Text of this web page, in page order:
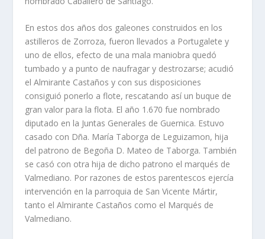
En estos dos años dos galeones construidos en los
astilleros de Zorroza, fueron llevados a Portugalete y
uno de ellos, efecto de una mala maniobra quedó
tumbado y a punto de naufragar y destrozarse; acudió
el Almirante Castaños y con sus disposiciones
consiguió ponerlo a flote, rescatando así un buque de
gran valor para la flota. El año 1.670 fue nombrado
diputado en la Juntas Generales de Guernica. Estuvo
casado con Dña. María Taborga de Leguizamon, hija
del patrono de Begoña D. Mateo de Taborga. También
se casó con otra hija de dicho patrono el marqués de
Valmediano. Por razones de estos parentescos ejercía
intervención en la parroquia de San Vicente Mártir,
tanto el Almirante Castaños como el Marqués de
Valmediano.